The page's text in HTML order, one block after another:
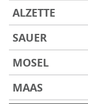
ALZETTE
SAUER
MOSEL
MAAS